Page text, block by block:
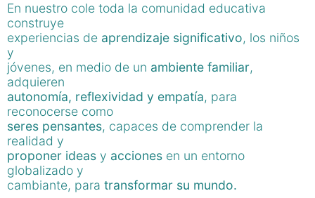
En nuestro cole toda la comunidad educativa
construye
experiencias de aprendizaje significativo, los niños
y
jóvenes, en medio de un ambiente familiar,
adquieren
autonomía, reflexividad y empatía, para
reconocerse como
seres pensantes, capaces de comprender la
realidad y
proponer ideas y acciones en un entorno
globalizado y
cambiante, para transformar su mundo.